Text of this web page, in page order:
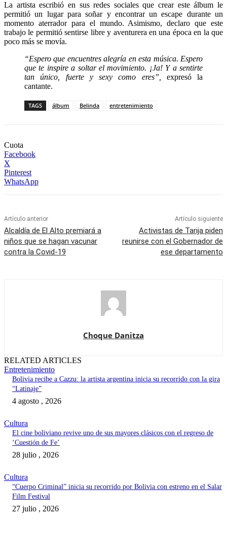
La artista escribió en sus redes sociales que crear este álbum le
permitió un lugar para soñar y encontrar un escape durante un
momento aterrador para el mundo. Asimismo, declaro que este
trabajo le permitió sentirse libre y aventurera en una época en la que
poco más se movía.
“Espero que encuentres alegría en esta música. Espero
que te inspire a soltar el movimiento. ¡Ja! Y a sentirte
tan único, fuerte y sexy como eres”,
expresó la
cantante.
TAGS álbum Belinda entretenimiento
Cuota
Facebook
X
Pinterest
WhatsApp
Artículo anterior
Alcaldía de El Alto premiará a
niños que se hagan vacunar
contra la Covid-19
Artículo siguiente
Activistas de Tarija piden
reunirse con el Gobernador de
ese departamento
Choque Danitza
RELATED ARTICLES
Entretenimiento
Bolivia recibe a Cazzu: la artista argentina inicia su recorrido con la gira
“Latinaje”
4 agosto , 2026
Cultura
El cine boliviano revive uno de sus mayores clásicos con el regreso de
‘Cuestión de Fe’
28 julio , 2026
Cultura
“Cuerpo Criminal” inicia su recorrido por Bolivia con estreno en el Salar
Film Festival
27 julio , 2026